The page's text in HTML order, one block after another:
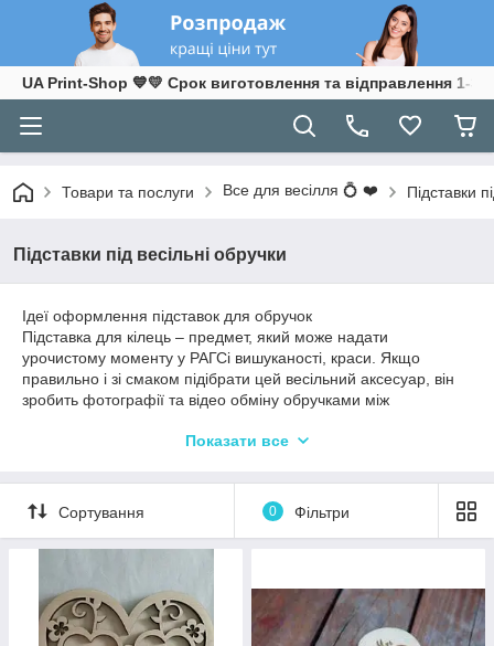
UA Print-Shop ​💙💛 Срок виготовлення та відправлення 1-3
Товари та послуги Все для весілля 💍 ❤️ Підставки
Підставки під весільні обручки
Ідеї оформлення підставок для обручок
Підставка для кілець – предмет, який може надати
урочистому моменту у РАГСі вишуканості, краси. Якщо
правильно і зі смаком підібрати цей весільний аксесуар, він
зробить фотографії та відео обміну обручками між
матеріали під персні можуть бути різноманітними.
✔ЗАМОВИТИ у VIBER/Telegram 24|7 →(050)5626282 тисніть
для швидкої відповіді
https://mssg.me/podarynku_ukraine
На сайті відображається ціна за виріб, який зображено на
фарбуванням, кінцева вартість може відрізнятися від
зазначеної.
➖➖➖➖➖➖➖➖➖➖➖
Показати все
Сортування 0 Фільтри